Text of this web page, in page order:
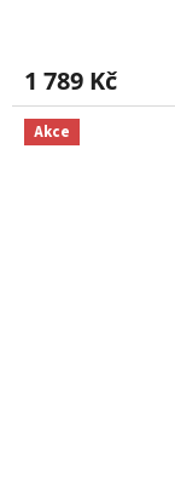
1 789 Kč
Akce